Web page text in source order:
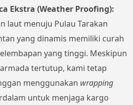
Ekstra (Weather Proofing):
laut menuju Pulau Tarakan
yang dinamis memiliki curah
yang tinggi. Meskipun
tertutup, kami tetap
menggunakan wrapping
untuk menjaga kargo